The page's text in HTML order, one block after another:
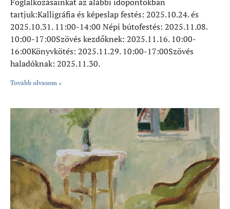
tartjuk:Kalligráfia és képeslap festés: 2025.10.24. és
2025.10.31. 11:00-14:00 Népi bútofestés: 2025.11.08.
10:00-17:00Szövés kezdőknek: 2025.11.16. 10:00-
16:00Könyvkötés: 2025.11.29. 10:00-17:00Szövés
haladóknak: 2025.11.30.
Tovább olvasom »